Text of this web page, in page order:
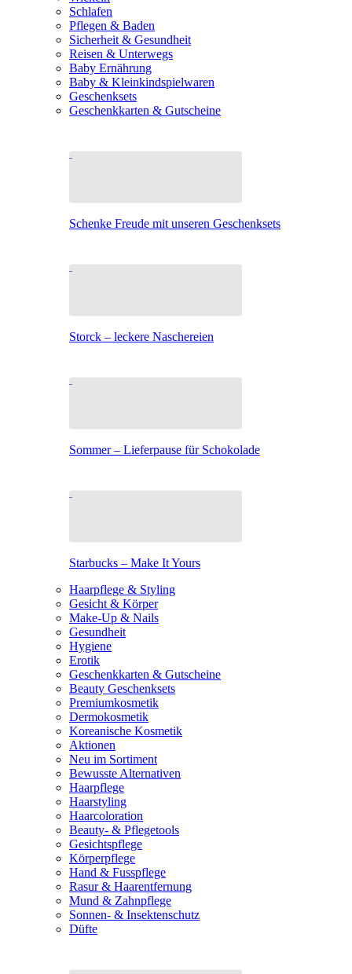
Schlafen
Pflegen & Baden
Sicherheit & Gesundheit
Reisen & Unterwegs
Baby Ernährung
Baby & Kleinkindspielwaren
Geschenksets
Geschenkkarten & Gutscheine
Schenke Freude mit unseren Geschenksets
Storck – leckere Naschereien
Sommer – Lieferpause für Schokolade
Starbucks – Make It Yours
Haarpflege & Styling
Gesicht & Körper
Make-Up & Nails
Gesundheit
Hygiene
Erotik
Geschenkkarten & Gutscheine
Beauty Geschenksets
Premiumkosmetik
Dermokosmetik
Koreanische Kosmetik
Aktionen
Neu im Sortiment
Bewusste Alternativen
Haarpflege
Haarstyling
Haarcoloration
Beauty- & Pflegetools
Gesichtspflege
Körperpflege
Hand & Fusspflege
Rasur & Haarentfernung
Mund & Zahnpflege
Sonnen- & Insektenschutz
Düfte